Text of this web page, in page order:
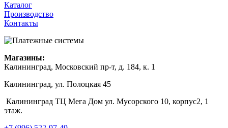
Каталог
Производство
Контакты
Магазины:
Калининград, Московский пр-т, д. 184, к. 1
Калининград, ул. Полоцкая 45
Калининград ТЦ Мега Дом ул. Мусорского 10, корпус2, 1
этаж.